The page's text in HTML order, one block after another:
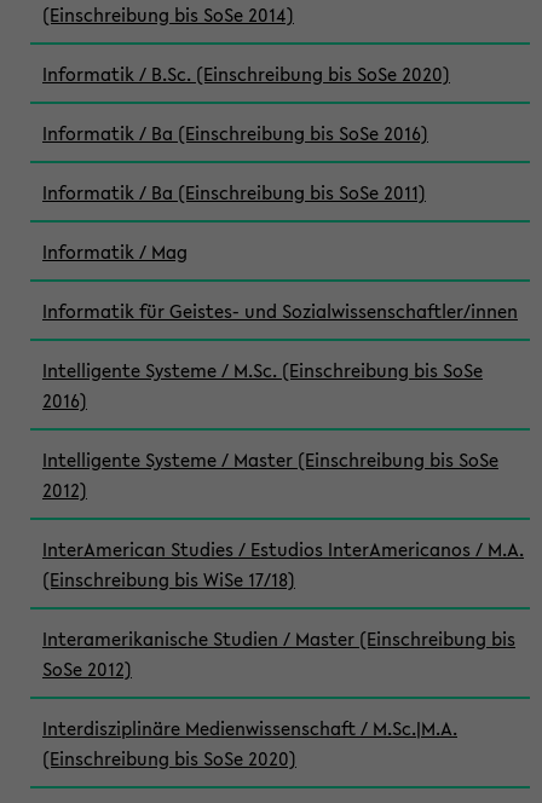
(Einschreibung bis SoSe 2014)
Informatik / B.Sc. (Einschreibung bis SoSe 2020)
Informatik / Ba (Einschreibung bis SoSe 2016)
Informatik / Ba (Einschreibung bis SoSe 2011)
Informatik / Mag
Informatik für Geistes- und Sozialwissenschaftler/innen
Intelligente Systeme / M.Sc. (Einschreibung bis SoSe
2016)
Intelligente Systeme / Master (Einschreibung bis SoSe
2012)
InterAmerican Studies / Estudios InterAmericanos / M.A.
(Einschreibung bis WiSe 17/18)
Interamerikanische Studien / Master (Einschreibung bis
SoSe 2012)
Interdisziplinäre Medienwissenschaft / M.Sc.|M.A.
(Einschreibung bis SoSe 2020)